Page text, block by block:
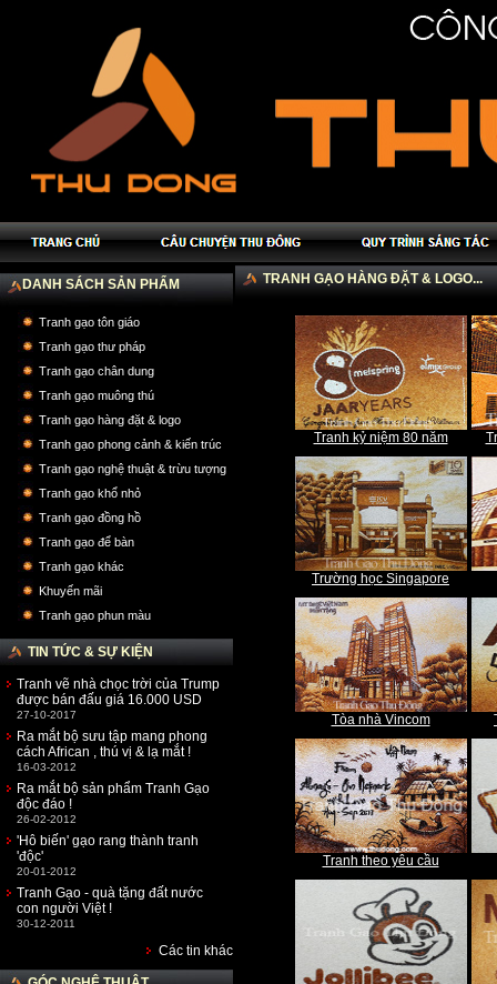
DANH SÁCH SẢN PHẨM
Tranh gạo tôn giáo
Tranh gạo thư pháp
Tranh gạo chân dung
Tranh gạo muông thú
Tranh gạo hàng đặt & logo
Tranh gạo phong cảnh & kiến trúc
Tranh gạo nghệ thuật & trừu tượng
Tranh gạo khổ nhỏ
Tranh gạo đồng hồ
Tranh gạo để bàn
Tranh gạo khác
Khuyến mãi
Tranh gạo phun màu
TIN TỨC & SỰ KIỆN
Tranh vẽ nhà chọc trời của Trump
được bán đấu giá 16.000 USD
27-10-2017
Ra mắt bộ sưu tập mang phong
cách African , thú vị & lạ mắt !
16-03-2012
Ra mắt bộ sản phẩm Tranh Gạo
độc đáo !
26-02-2012
'Hô biến' gạo rang thành tranh
'độc'
20-01-2012
Tranh Gạo - quà tặng đất nước
con người Việt !
30-12-2011
Các tin khác
TRANH GẠO HÀNG ĐẶT & LOGO...
Tranh kỷ niệm 80 năm
Trường học Singapore
Tòa nhà Vincom
Tranh theo yêu cầu